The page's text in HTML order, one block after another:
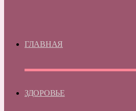
ГЛАВНАЯ
ЗДОРОВЬЕ